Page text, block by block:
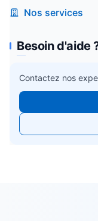
Nos services
Besoin d'aide
Contactez nos